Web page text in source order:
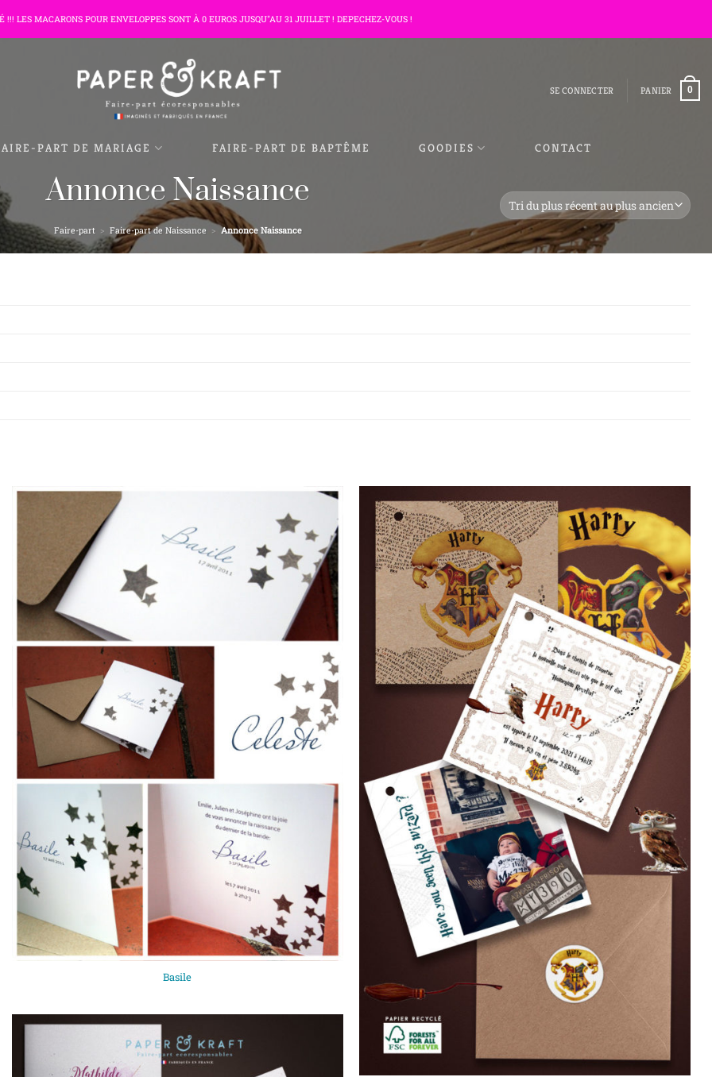
!!! LES MACARONS POUR ENVELOPPES SONT À 0 EUROS JUSQU"AU 31 JUILLET ! DEPECHEZ-VOUS !
SE CONNECTER PANIER 0
PART DE MARIAGE FAIRE-PART DE BAPTÊME GOODIES CONTACT
Annonce Naissance
Faire-part > Faire-part de Naissance > Annonce Naissance
Basile